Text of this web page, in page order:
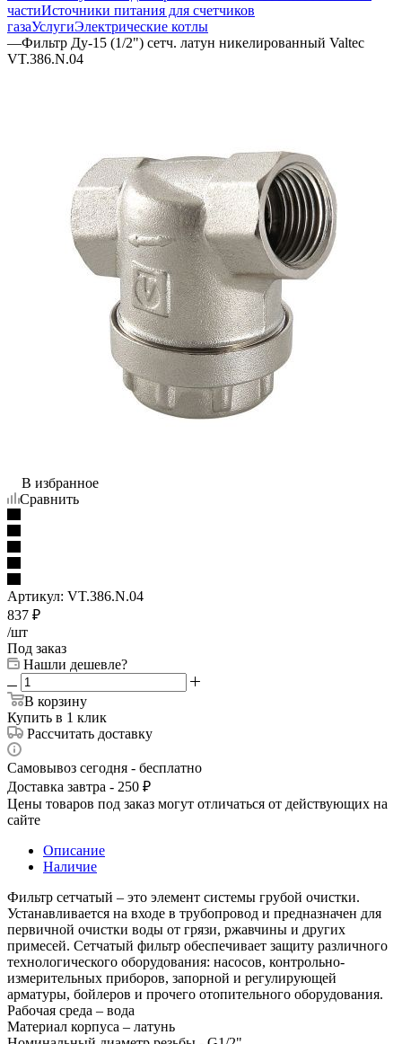
частиИсточники питания для счетчиков
газаУслугиЭлектрические котлы
—Фильтр Ду-15 (1/2") сетч. латун никелированный Valtec
VT.386.N.04
В избранное
Сравнить
Артикул: VT.386.N.04
837 ₽
/шт
Под заказ
Нашли дешевле?
В корзину
Купить в 1 клик
Рассчитать доставку
Самовывоз сегодня - бесплатно
Доставка завтра - 250 ₽
Цены товаров под заказ могут отличаться от действующих на
сайте
Описание
Наличие
Фильтр сетчатый – это элемент системы грубой очистки.
Устанавливается на входе в трубопровод и предназначен для
первичной очистки воды от грязи, ржавчины и других
примесей. Сетчатый фильтр обеспечивает защиту различного
технологического оборудования: насосов, контрольно-
измерительных приборов, запорной и регулирующей
арматуры, бойлеров и прочего отопительного оборудования.
Рабочая среда – вода
Материал корпуса – латунь